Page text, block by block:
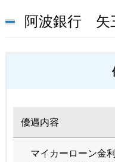
阿波銀行 矢
優遇内容
マイカーローン金